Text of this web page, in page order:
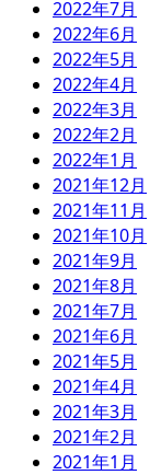
2022年7月
2022年6月
2022年5月
2022年4月
2022年3月
2022年2月
2022年1月
2021年12月
2021年11月
2021年10月
2021年9月
2021年8月
2021年7月
2021年6月
2021年5月
2021年4月
2021年3月
2021年2月
2021年1月